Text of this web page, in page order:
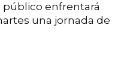
enfrentará
una jornada de